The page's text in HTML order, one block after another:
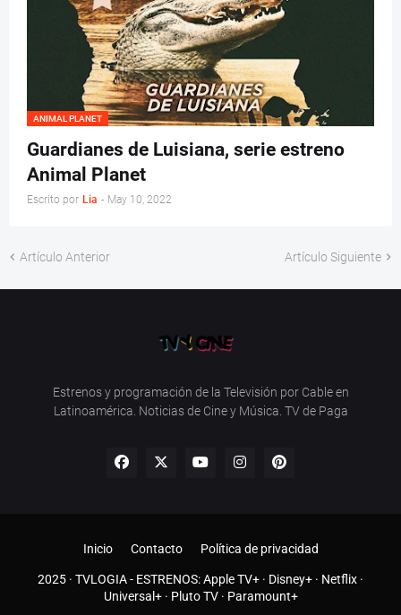
ANIMAL PLANET
Guardianes de Luisiana, serie estreno
Animal Planet
Escrito por Lia - May 10, 2022
Artículo Anterior Artículo Siguiente
Estrenos y programación de la Televisión por Cable en
Latinoamérica. Noticias de Cine y Música. TV de Paga
2025 · TVLOGIA- ESTRENOS:Apple TV+ · Disney+ · Netflix ·
Universal+· Pluto TV· Paramount+
Inicio Contacto Política de privacidad